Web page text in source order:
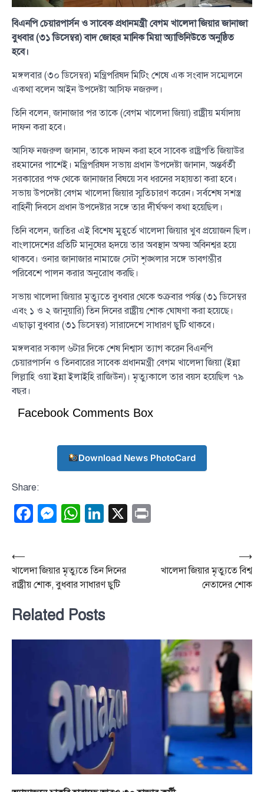
বিএনপি চেয়ারপার্সন ও সাবেক প্রধানমন্ত্রী বেগম খালেদা জিয়ার জানাজা
বুধবার (৩১ ডিসেম্বর) বাদ জোহর মানিক মিয়া অ্যাভিনিউতে অনুষ্ঠিত
হবে।
মঙ্গলবার (৩০ ডিসেম্বর) মন্ত্রিপরিষদ মিটিং শেষে এক সংবাদ সম্মেলনে
একথা বলেন আইন উপদেষ্টা আসিফ নজরুল।
তিনি বলেন, জানাজার পর তাকে (বেগম খালেদা জিয়া) রাষ্ট্রীয় মর্যাদায়
দাফন করা হবে।
আসিফ নজরুল জানান, তাকে দাফন করা হবে সাবেক রাষ্ট্রপতি জিয়াউর
রহমানের পাশেই। মন্ত্রিপরিষদ সভায় প্রধান উপদেষ্টা জানান, অন্তর্বর্তী
সরকারের পক্ষ থেকে জানাজার বিষয়ে সব ধরনের সহায়তা করা হবে।
সভায় উপদেষ্টা বেগম খালেদা জিয়ার স্মৃতিচারণ করেন। সর্বশেষ সশস্ত্র
বাহিনী দিবসে প্রধান উপদেষ্টার সঙ্গে তার দীর্ঘক্ষণ কথা হয়েছিল।
তিনি বলেন, জাতির এই বিশেষ মুহূর্তে খালেদা জিয়ার খুব প্রয়োজন ছিল।
বাংলাদেশের প্রতিটি মানুষের হৃদয়ে তার অবস্থান অক্ষয় অবিনশ্বর হয়ে
থাকবে। ওনার জানাজার নামাজে সেটা শৃঙ্খলার সঙ্গে ভাবগম্ভীর
পরিবেশে পালন করার অনুরোধ করছি।
সভায় খালেদা জিয়ার মৃত্যুতে বুধবার থেকে শুক্রবার পর্যন্ত (৩১ ডিসেম্বর
এবং ১ ও ২ জানুয়ারি) তিন দিনের রাষ্ট্রীয় শোক ঘোষণা করা হয়েছে।
এছাড়া বুধবার (৩১ ডিসেম্বর) সারাদেশে সাধারণ ছুটি থাকবে।
মঙ্গলবার সকাল ৬টার দিকে শেষ নিশ্বাস ত্যাগ করেন বিএনপি
চেয়ারপার্সন ও তিনবারের সাবেক প্রধানমন্ত্রী বেগম খালেদা জিয়া (ইন্না
লিল্লাহি ওয়া ইন্না ইলাইহি রাজিউন)। মৃত্যুকালে তার বয়স হয়েছিল ৭৯
বছর।
Facebook Comments Box
Download News PhotoCard
Share:
Facebook
Messenger
WhatsApp
LinkedIn
X
Post
navigation
⟵
খালেদা জিয়ার মৃত্যুতে তিন দিনের
রাষ্ট্রীয় শোক, বুধবার সাধারণ ছুটি
খালেদা জিয়ার মৃত্যুতে বিশ্ব
নেতাদের শোক
⟶
Related Posts